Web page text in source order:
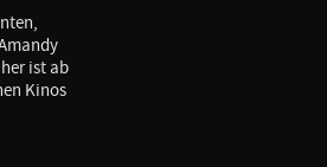
ist ab
Kinos